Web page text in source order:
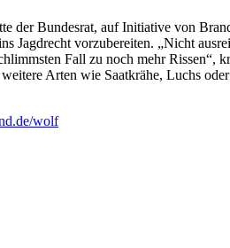
der Bundesrat, auf Initiative von
Jagdrecht vorzubereiten. „Nicht
Fall zu noch mehr Rissen“,
Arten wie Saatkrähe, Luchs
wolf